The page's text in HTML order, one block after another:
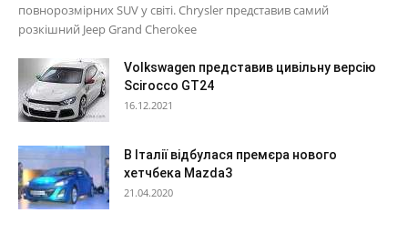
повнорозмірних SUV у світі. Chrysler представив самий
розкішний Jeep Grand Cherokee
Volkswagen представив цивільну версію
Scirocco GT24
16.12.2021
В Італії відбулася премєра нового
хетчбека Mazda3
21.04.2020